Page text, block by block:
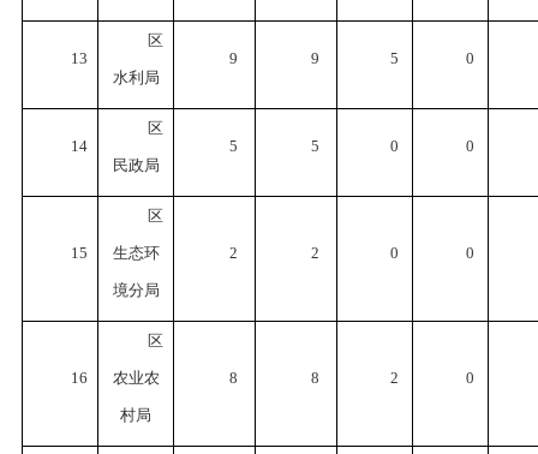
13
区
水利局
9 9 5 0
14
区
民政局
5 5 0 0
15
区
生态环
境分局
2 2 0 0
16
区
农业农
村局
8 8 2 0